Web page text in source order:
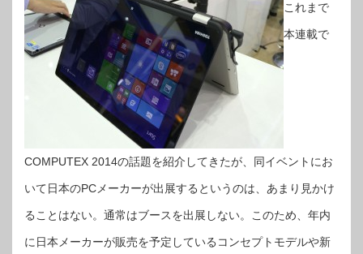
これまで
本連載で
COMPUTEX 2014の話題を紹介してきたが、同イベントにお
いて日本のPCメーカーが出展するというのは、あまり見かけ
ることはない。通常はブースを出展しない。このため、年内
に日本メーカーが販売を予定しているコンセプトモデルや新